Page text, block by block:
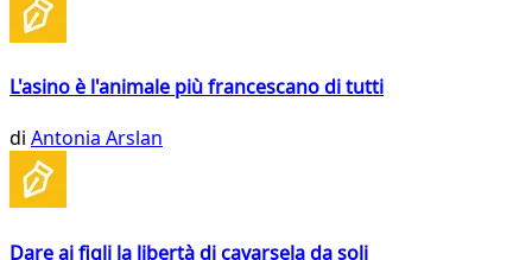
L'asino è l'animale più francescano di tutti
di Antonia Arslan
Dare ai figli la libertà di cavarsela da soli